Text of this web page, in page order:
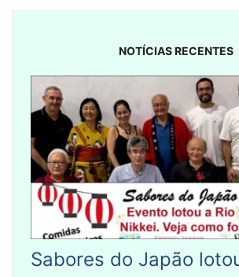
NOTÍCIAS RECENTES
Sabores do Japão